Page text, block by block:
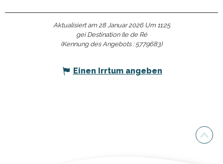
Aktualisiert am 28 Januar 2026 Um 11:25
gei Destination Ile de Ré
(Kennung des Angebots : 5779683)
Einen Irrtum angeben